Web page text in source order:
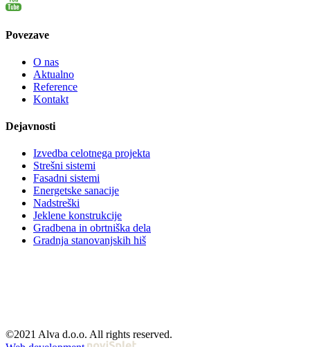
Povezave
O nas
Aktualno
Reference
Kontakt
Dejavnosti
Izvedba celotnega projekta
Strešni sistemi
Fasadni sistemi
Energetske sanacije
Nadstreški
Jeklene konstrukcije
Gradbena in obrtniška dela
Gradnja stanovanjskih hiš
©2021 Alva d.o.o. All rights reserved.